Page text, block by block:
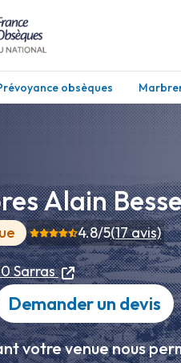
obsèques
Alain
4.8/5(17avis)
Sarras
Demander un devis
votre venue nous